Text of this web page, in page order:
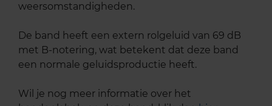
weersomstandigheden.
De band heeft een extern rolgeluid van 69 dB
met B-notering, wat betekent dat deze band
een normale geluidsproductie heeft.
Wil je nog meer informatie over het